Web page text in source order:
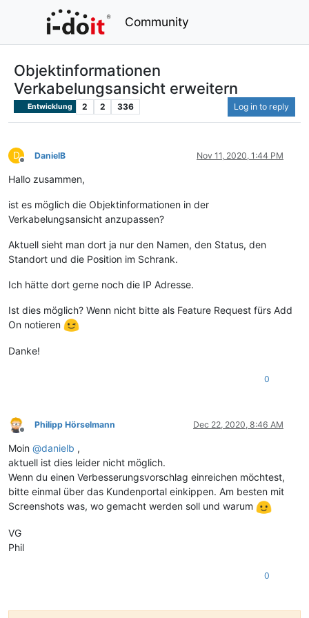
Community
Objektinformationen
Verkabelungsansicht erweitern
Entwicklung 2 2 336 Log in to reply
D
Offline
DanielB Nov 11, 2020, 1:44 PM
Hallo zusammen,
ist es möglich die Objektinformationen in der
Verkabelungsansicht anzupassen?
Aktuell sieht man dort ja nur den Namen, den Status, den
Standort und die Position im Schrank.
Ich hätte dort gerne noch die IP Adresse.
Ist dies möglich? Wenn nicht bitte als Feature Request fürs Add
On notieren
Danke!
0
Offline
Philipp Hörselmann Dec 22, 2020, 8:46 AM
Moin @danielb ,
aktuell ist dies leider nicht möglich.
Wenn du einen Verbesserungsvorschlag einreichen möchtest,
bitte einmal über das Kundenportal einkippen. Am besten mit
Screenshots was, wo gemacht werden soll und warum
VG
Phil
0